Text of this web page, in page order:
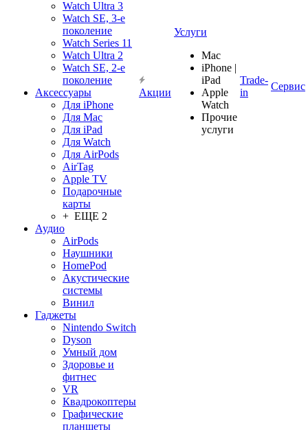
Watch Ultra 3
Watch SE, 3-е
поколение
Watch Series 11
Watch Ultra 2
Watch SE, 2-е
поколение
Аксессуары
Для iPhone
Для Mac
Для iPad
Для Watch
Для AirPods
AirTag
Apple TV
Подарочные
карты
+ ЕЩЕ 2
Аудио
AirPods
Наушники
HomePod
Акустические
системы
Винил
Гаджеты
Nintendo Switch
Dyson
Умный дом
Здоровье и
фитнес
VR
Квадрокоптеры
Графические
планшеты
Акции
Услуги
Mac
iPhone |
iPad
Apple
Watch
Прочие
услуги
Trade-
in
Сервис